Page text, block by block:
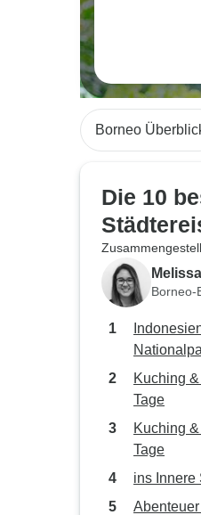
Borneo
Die 10
Melissa
Borneo-
Kuching
Tage
Kuching
Tage
ins Innere